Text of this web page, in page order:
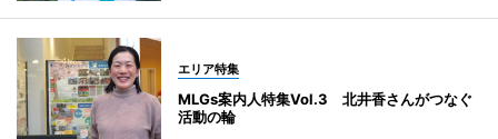
エリア特集
MLGs案内人特集Vol.3 北井香さんがつなぐ
活動の輪